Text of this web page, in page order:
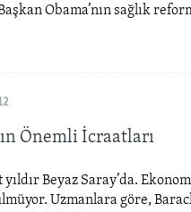
Obama’nın sağlık
Önemli İcraatları
Beyaz Saray’da.
Uzmanlara göre,